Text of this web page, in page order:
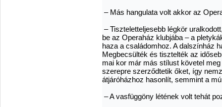
– Más hangulata volt akkor az
– Tiszteletteljesebb légkör
be az Operaház klubjába – a
haza a családomhoz. A dalszínház
Megbecsülték és tisztelték az
mai kor már más stílust követel
szerepre szerződtetik őket, így
átjáróházhoz hasonlít, semmint a
– A vasfüggöny létének volt tehát